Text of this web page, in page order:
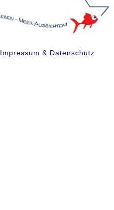
Impressum & Datenschutz